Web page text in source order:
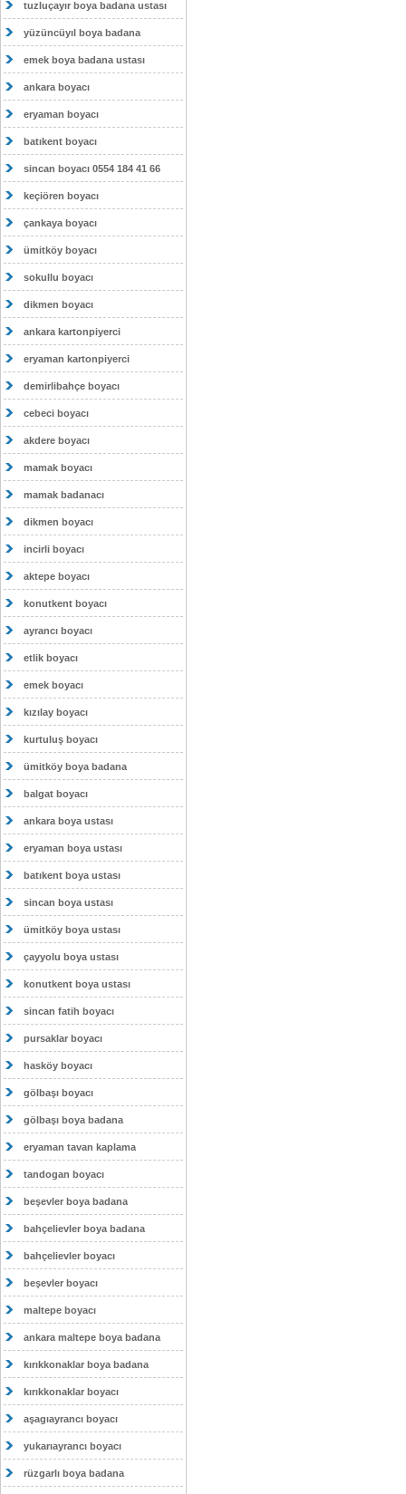
tuzluçayır boya badana ustası
yüzüncüyıl boya badana
emek boya badana ustası
ankara boyacı
eryaman boyacı
batıkent boyacı
sincan boyacı 0554 184 41 66
keçiören boyacı
çankaya boyacı
ümitköy boyacı
sokullu boyacı
dikmen boyacı
ankara kartonpiyerci
eryaman kartonpiyerci
demirlibahçe boyacı
cebeci boyacı
akdere boyacı
mamak boyacı
mamak badanacı
dikmen boyacı
incirli boyacı
aktepe boyacı
konutkent boyacı
ayrancı boyacı
etlik boyacı
emek boyacı
kızılay boyacı
kurtuluş boyacı
ümitköy boya badana
balgat boyacı
ankara boya ustası
eryaman boya ustası
batıkent boya ustası
sincan boya ustası
ümitköy boya ustası
çayyolu boya ustası
konutkent boya ustası
sincan fatih boyacı
pursaklar boyacı
hasköy boyacı
gölbaşı boyacı
gölbaşı boya badana
eryaman tavan kaplama
tandogan boyacı
beşevler boya badana
bahçelievler boya badana
bahçelievler boyacı
beşevler boyacı
maltepe boyacı
ankara maltepe boya badana
kırıkkonaklar boya badana
kırıkkonaklar boyacı
aşagıayrancı boyacı
yukarıayrancı boyacı
rüzgarlı boya badana